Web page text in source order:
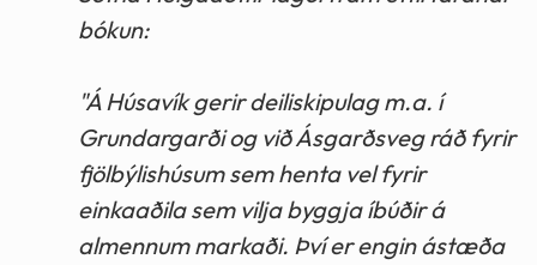
bókun:
"Á Húsavík gerir deiliskipulag m.a. í
Grundargarði og við Ásgarðsveg ráð fyrir
fjölbýlishúsum sem henta vel fyrir
einkaaðila sem vilja byggja íbúðir á
almennum markaði. Því er engin ástæða